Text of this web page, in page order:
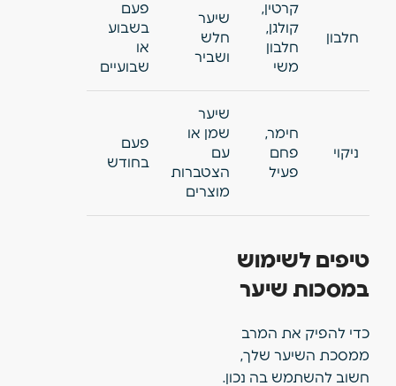
חלבון
קרטין,
קולגן,
חלבון
משי
שיער
חלש
ושביר
פעם
בשבוע
או
שבועיים
ניקוי
חימר,
פחם
פעיל
שיער
שמן או
עם
הצטברות
מוצרים
פעם
בחודש
טיפים לשימוש
במסכות שיער
כדי להפיק את המרב
ממסכת השיער שלך,
חשוב להשתמש בה נכון.